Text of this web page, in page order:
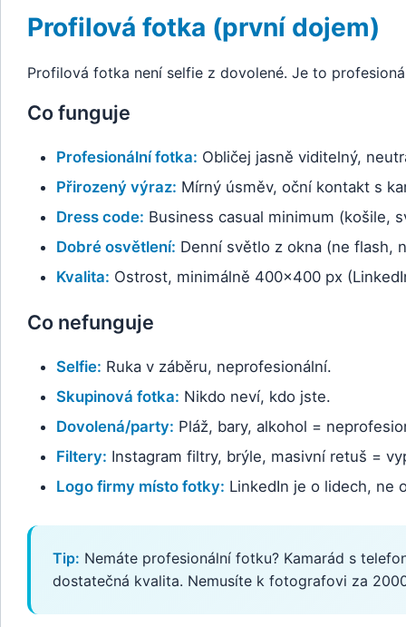
Profilová fotka (první dojem)
Profilová fotka není selfie z dovolené. Je to
Co funguje
Profesionální fotka: Obličej jasně viditelný,
Přirozený výraz: Mírný úsměv, oční kontakt s
Dress code: Business casual minimum (košile,
Dobré osvětlení: Denní světlo z okna (ne flash,
Kvalita: Ostrost, minimálně 400x400 px
Co nefunguje
Selfie: Ruka v záběru, neprofesionální.
Skupinová fotka: Nikdo neví, kdo jste.
Dovolená/party: Pláž, bary, alkohol =
Filtery: Instagram filtry, brýle, masivní retuš =
Logo firmy místo fotky: LinkedIn je o lidech, ne
Tip: Nemáte profesionální fotku? Kamarád s
dostatečná kvalita. Nemusíte k fotografovi za